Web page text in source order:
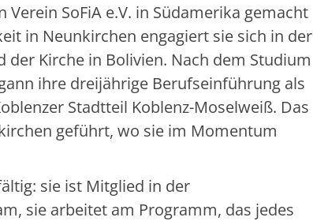
SoFiA e.V. in Südamerika gemacht
in Neunkirchen engagiert sie sich in der
Kirche in Bolivien. Nach dem Studium
ihre dreijährige Berufseinführung als
Stadtteil Koblenz-Moselweiß. Das
geführt, wo sie im Momentum
sie ist Mitglied in der
sie arbeitet am Programm, das jedes